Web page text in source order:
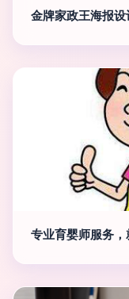
金牌家政王海报
专业育婴师服务